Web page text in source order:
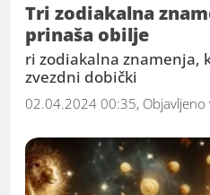
Tri zodiakalna
prinaša obilje
ri zodiakalna znamenja,
zvezdni dobički
02.04.2024 00:35, Objavljeno